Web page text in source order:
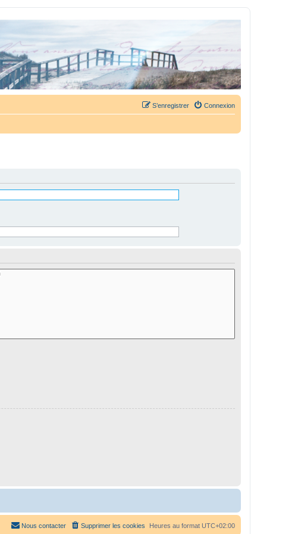
Connexion
S’enregistrer
Heures au format UTC+02:00
Supprimer les cookies
Nous contacter